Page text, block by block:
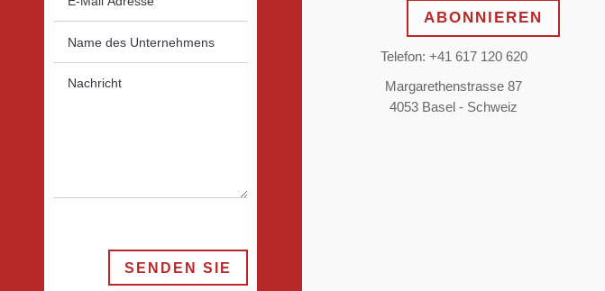
SENDEN SIE
ABONNIEREN
Telefon: +41 617 120 620
Margarethenstrasse 87
4053 Basel - Schweiz